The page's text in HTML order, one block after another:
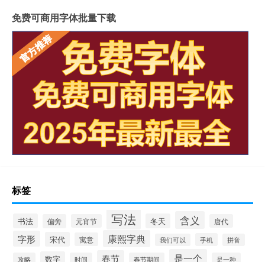
免费可商用字体批量下载
标签
书法 偏旁 元宵节 写法 冬天 含义 唐代
字形 宋代 寓意 康熙字典 我们可以 手机 拼音
攻略 数字 时间 春节 春节期间 是一个 是一种